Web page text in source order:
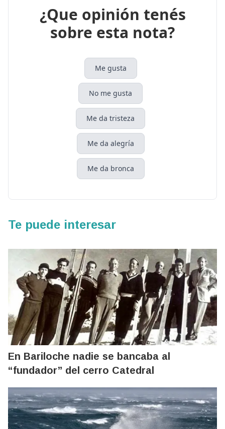
¿Que opinión tenés
sobre esta nota?
Me gusta
No me gusta
Me da tristeza
Me da alegría
Me da bronca
Te puede interesar
En Bariloche nadie se bancaba al
“fundador” del cerro Catedral